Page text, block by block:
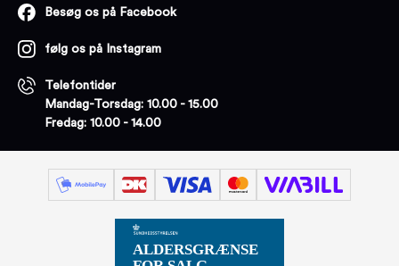
Besøg os på Facebook
følg os på Instagram
Telefontider
Mandag-Torsdag: 10.00 - 15.00
Fredag: 10.00 - 14.00